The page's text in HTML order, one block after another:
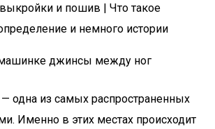
и пошив | Что такое
и немного истории
джинсы между ног
одна из самых распространенных
Именно в этих местах происходит